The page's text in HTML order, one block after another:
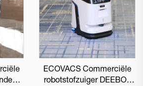
ECOVACS Commerciële
robotstofzuiger DEEBOT